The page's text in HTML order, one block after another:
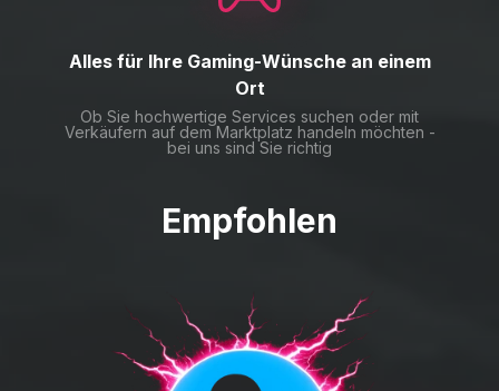
Alles für Ihre Gaming-Wünsche an einem
Ort
Ob Sie hochwertige Services suchen oder mit
Verkäufern auf dem Marktplatz handeln möchten -
bei uns sind Sie richtig
Empfohlen